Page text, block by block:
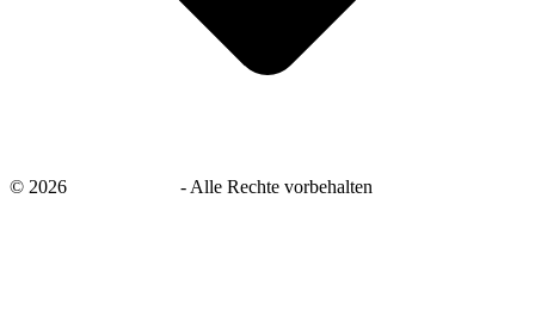
© 2026 -Alle Rechte vorbehalten